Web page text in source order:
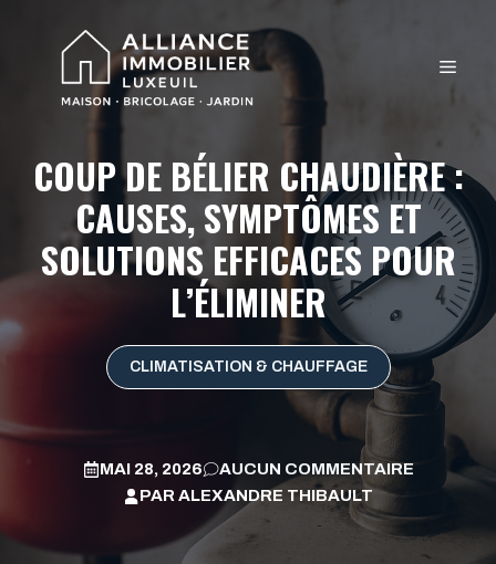
COUP DE BÉLIER CHAUDIÈRE :
CAUSES, SYMPTÔMES ET
SOLUTIONS EFFICACES POUR
L’ÉLIMINER
CLIMATISATION & CHAUFFAGE
MAI 28, 2026
AUCUN COMMENTAIRE
PAR ALEXANDRE THIBAULT